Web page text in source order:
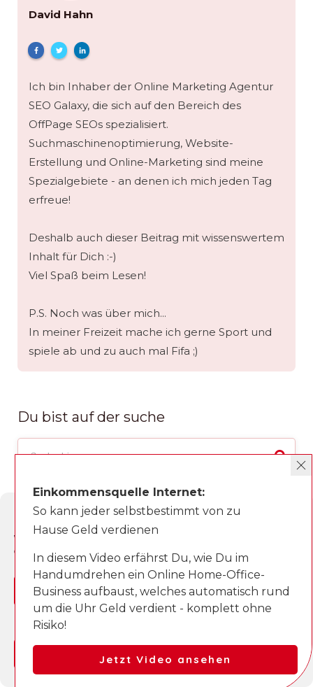
Cookie-Zustimmung verwalten
Wir verwenden Cookies, um unsere Website und unseren Service zu
optimieren.
Ja, einverstanden
Einstellungen anzeigen
David Hahn
Ich bin Inhaber der Online Marketing Agentur
SEO Galaxy, die sich auf den Bereich des
OffPage SEOs spezialisiert.
Suchmaschinenoptimierung, Website-
Erstellung und Online-Marketing sind meine
Spezialgebiete - an denen ich mich jeden Tag
erfreue!
Deshalb auch dieser Beitrag mit wissenswertem
Inhalt für Dich :-)
Viel Spaß beim Lesen!
P.S. Noch was über mich...
In meiner Freizeit mache ich gerne Sport und
spiele ab und zu auch mal Fifa ;)
Du bist auf der suche
Neueste Beiträge
Einkommensquelle Internet:
So kann jeder selbstbestimmt von zu
Hause Geld verdienen
In diesem Video erfährst Du, wie Du im
Handumdrehen ein Online Home-Office-
Business aufbaust, welches automatisch rund
um die Uhr Geld verdient - komplett ohne
Risiko!
Jetzt Video ansehen